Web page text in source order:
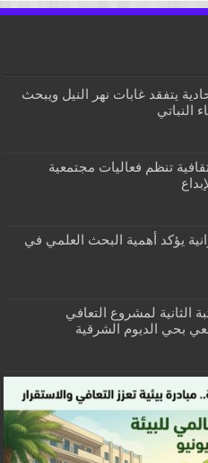
يتفقد غابات نهر النيل ويبحث
النباتي
تنظم فعاليات مجتمعية
يؤكد أهمية البحث العلمي في
الثانية لمشروع التعافي
بحي الديوم الشرقية